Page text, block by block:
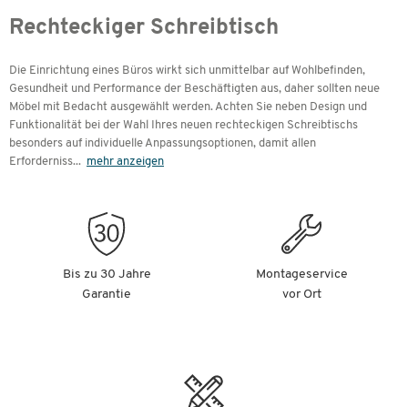
Rechteckiger Schreibtisch
Die Einrichtung eines Büros wirkt sich unmittelbar auf Wohlbefinden,
Gesundheit und Performance der Beschäftigten aus, daher sollten neue
Möbel mit Bedacht ausgewählt werden. Achten Sie neben Design und
Funktionalität bei der Wahl Ihres neuen rechteckigen Schreibtischs
besonders auf individuelle Anpassungsoptionen, damit allen
Erforderniss... mehr anzeigen
Bis zu 30 Jahre
Garantie
Montageservice
vor Ort